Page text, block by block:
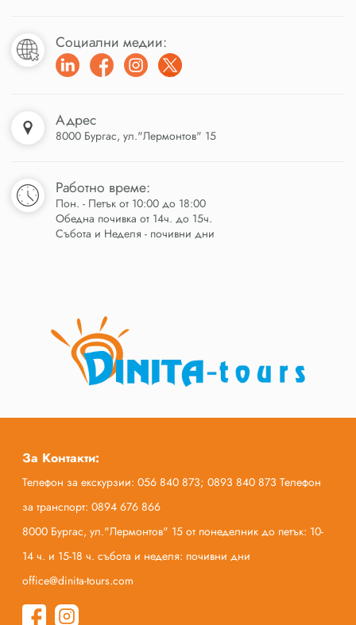
Социални медии:
Адрес
8000 Бургас, ул."Лермонтов" 15
Работно време:
Пон. - Петък от 10:00 до 18:00
Обедна почивка от 14ч. до 15ч.
Събота и Неделя - почивни дни
За Контакти:
Телефон за екскурзии: 056 840 873; 0893 840 873 Телефон
за транспорт: 0894 676 866
8000 Бургас, ул."Лермонтов" 15 от понеделник до петък: 10-
14 ч. и 15-18 ч. събота и неделя: почивни дни
office@dinita-tours.com